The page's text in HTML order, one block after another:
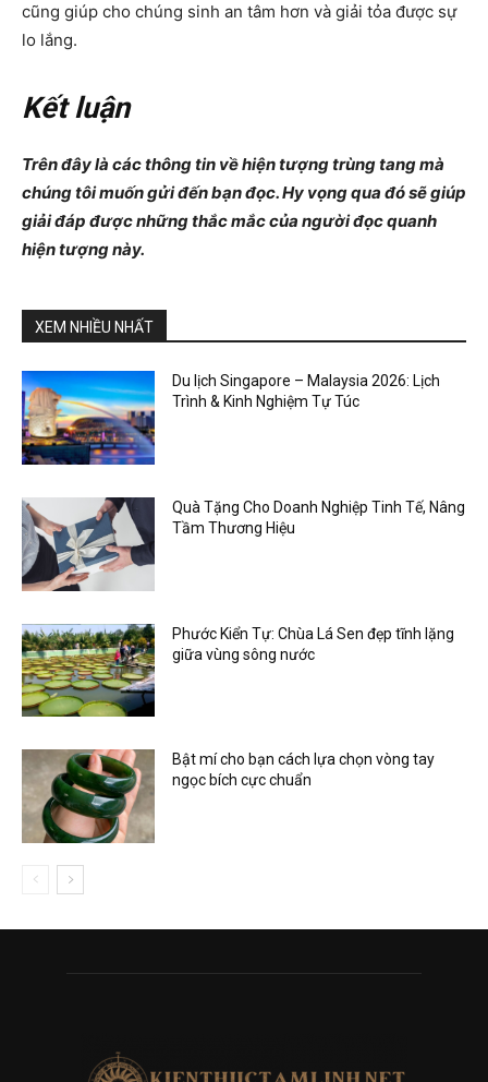
cũng giúp cho chúng sinh an tâm hơn và giải tỏa được sự
lo lắng.
Kết luận
Trên đây là các thông tin về hiện tượng trùng tang mà
chúng tôi muốn gửi đến bạn đọc. Hy vọng qua đó sẽ giúp
giải đáp được những thắc mắc của người đọc quanh
hiện tượng này.
XEM NHIỀU NHẤT
Du lịch Singapore – Malaysia 2026: Lịch
Trình & Kinh Nghiệm Tự Túc
Quà Tặng Cho Doanh Nghiệp Tinh Tế, Nâng
Tầm Thương Hiệu
Phước Kiển Tự: Chùa Lá Sen đẹp tĩnh lặng
giữa vùng sông nước
Bật mí cho bạn cách lựa chọn vòng tay
ngọc bích cực chuẩn